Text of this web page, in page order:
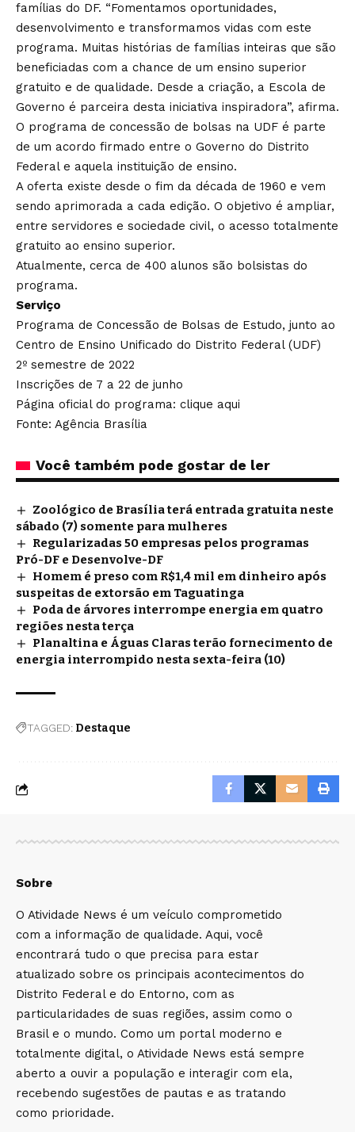
famílias do DF. “Fomentamos oportunidades,
desenvolvimento e transformamos vidas com este
programa. Muitas histórias de famílias inteiras que são
beneficiadas com a chance de um ensino superior
gratuito e de qualidade. Desde a criação, a Escola de
Governo é parceira desta iniciativa inspiradora”, afirma.
O programa de concessão de bolsas na UDF é parte
de um acordo firmado entre o Governo do Distrito
Federal e aquela instituição de ensino.
A oferta existe desde o fim da década de 1960 e vem
sendo aprimorada a cada edição. O objetivo é ampliar,
entre servidores e sociedade civil, o acesso totalmente
gratuito ao ensino superior.
Atualmente, cerca de 400 alunos são bolsistas do
programa.
Serviço
Programa de Concessão de Bolsas de Estudo, junto ao
Centro de Ensino Unificado do Distrito Federal (UDF)
2º semestre de 2022
Inscrições de 7 a 22 de junho
Página oficial do programa: clique aqui
Fonte: Agência Brasília
Você também pode gostar de ler
Zoológico de Brasília terá entrada gratuita neste
sábado (7) somente para mulheres
Regularizadas 50 empresas pelos programas
Pró-DF e Desenvolve-DF
Homem é preso com R$1,4 mil em dinheiro após
suspeitas de extorsão em Taguatinga
Poda de árvores interrompe energia em quatro
regiões nesta terça
Planaltina e Águas Claras terão fornecimento de
energia interrompido nesta sexta-feira (10)
TAGGED: Destaque
Sobre
O Atividade News é um veículo comprometido
com a informação de qualidade. Aqui, você
encontrará tudo o que precisa para estar
atualizado sobre os principais acontecimentos do
Distrito Federal e do Entorno, com as
particularidades de suas regiões, assim como o
Brasil e o mundo. Como um portal moderno e
totalmente digital, o Atividade News está sempre
aberto a ouvir a população e interagir com ela,
recebendo sugestões de pautas e as tratando
como prioridade.